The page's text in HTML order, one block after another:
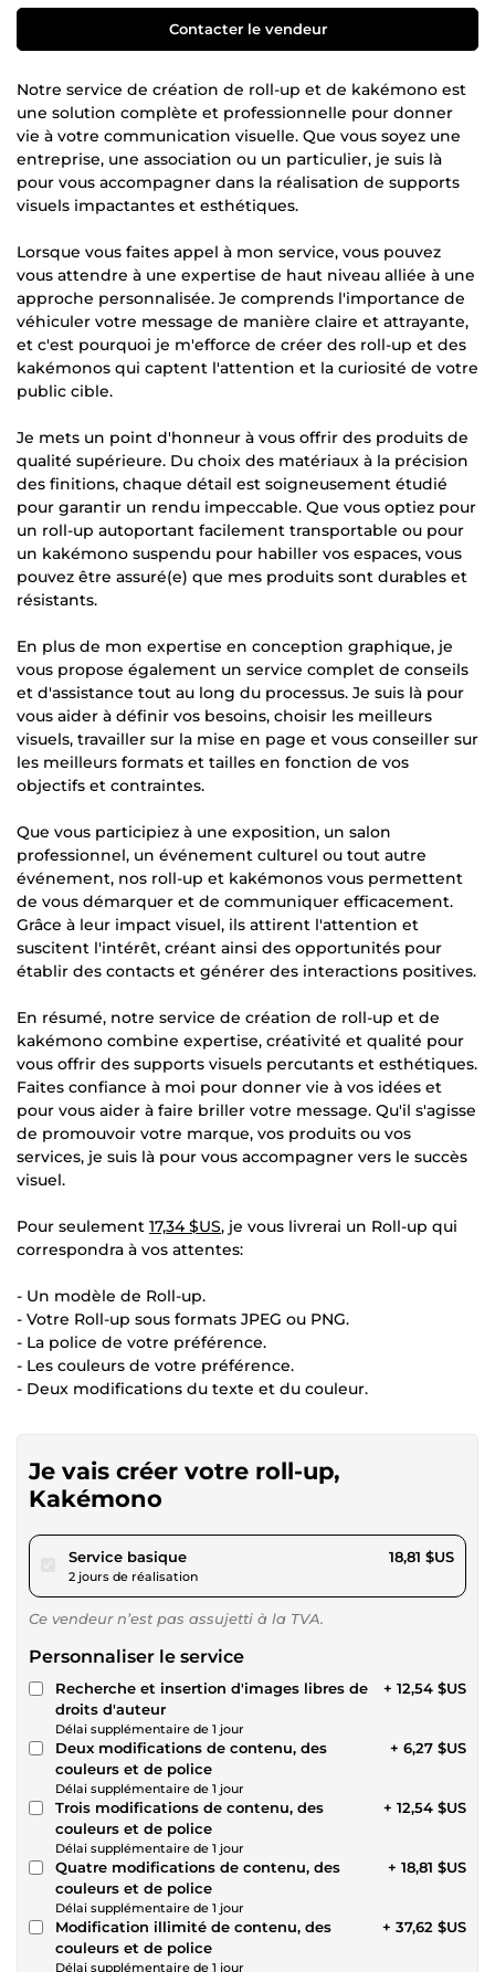
Contacter le vendeur
Notre service de création de roll-up et de kakémono est
une solution complète et professionnelle pour donner
vie à votre communication visuelle. Que vous soyez une
entreprise, une association ou un particulier, je suis là
pour vous accompagner dans la réalisation de supports
visuels impactantes et esthétiques.
Lorsque vous faites appel à mon service, vous pouvez
vous attendre à une expertise de haut niveau alliée à une
approche personnalisée. Je comprends l'importance de
véhiculer votre message de manière claire et attrayante,
et c'est pourquoi je m'efforce de créer des roll-up et des
kakémonos qui captent l'attention et la curiosité de votre
public cible.
Je mets un point d'honneur à vous offrir des produits de
qualité supérieure. Du choix des matériaux à la précision
des finitions, chaque détail est soigneusement étudié
pour garantir un rendu impeccable. Que vous optiez pour
un roll-up autoportant facilement transportable ou pour
un kakémono suspendu pour habiller vos espaces, vous
pouvez être assuré(e) que mes produits sont durables et
résistants.
En plus de mon expertise en conception graphique, je
vous propose également un service complet de conseils
et d'assistance tout au long du processus. Je suis là pour
vous aider à définir vos besoins, choisir les meilleurs
visuels, travailler sur la mise en page et vous conseiller sur
les meilleurs formats et tailles en fonction de vos
objectifs et contraintes.
Que vous participiez à une exposition, un salon
professionnel, un événement culturel ou tout autre
événement, nos roll-up et kakémonos vous permettent
de vous démarquer et de communiquer efficacement.
Grâce à leur impact visuel, ils attirent l'attention et
suscitent l'intérêt, créant ainsi des opportunités pour
établir des contacts et générer des interactions positives.
En résumé, notre service de création de roll-up et de
kakémono combine expertise, créativité et qualité pour
vous offrir des supports visuels percutants et esthétiques.
Faites confiance à moi pour donner vie à vos idées et
pour vous aider à faire briller votre message. Qu'il s'agisse
de promouvoir votre marque, vos produits ou vos
services, je suis là pour vous accompagner vers le succès
visuel.
Pour seulement 17,34 $US, je vous livrerai un Roll-up qui
correspondra à vos attentes:
- Un modèle de Roll-up.
- Votre Roll-up sous formats JPEG ou PNG.
- La police de votre préférence.
- Les couleurs de votre préférence.
- Deux modifications du texte et du couleur.
Je vais créer votre roll-up,
Kakémono
Service basiquepour 17,34 $US
2 jours de réalisation
18,81 $US
Ce vendeur n’est pas assujetti à la TVA.
Personnaliser le service
Recherche et insertion d'images libres de
droits d'auteur
Délai supplémentaire de 1 jour
+ 12,54 $US
Deux modifications de contenu, des
couleurs et de police
Délai supplémentaire de 1 jour
+ 6,27 $US
Trois modifications de contenu, des
couleurs et de police
Délai supplémentaire de 1 jour
+ 12,54 $US
Quatre modifications de contenu, des
couleurs et de police
Délai supplémentaire de 1 jour
+ 18,81 $US
Modification illimité de contenu, des
couleurs et de police
Délai supplémentaire de 1 jour
+ 37,62 $US